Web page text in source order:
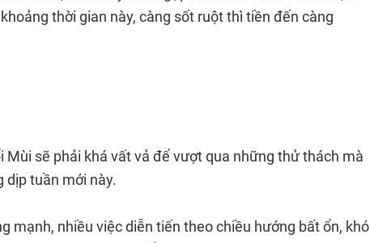
thời gian này, càng sốt ruột thì tiền đến càng
Mùi sẽ phải khá vất vả để vượt qua những thử thách mà
dịp tuần mới này.
mạnh, nhiều việc diễn tiến theo chiều hướng bất ổn, khó